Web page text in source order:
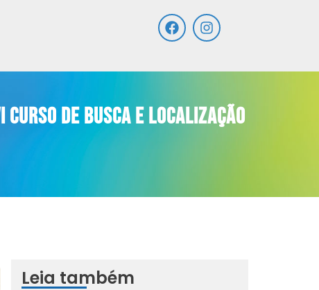
curso de busca e localização
Leia também